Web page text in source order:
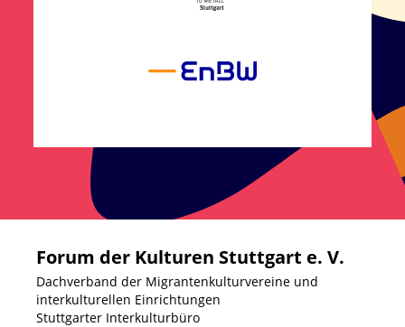
Forum der Kulturen Stuttgart e. V.
Dachverband der Migrantenkulturvereine und
interkulturellen Einrichtungen
Stuttgarter Interkulturbüro